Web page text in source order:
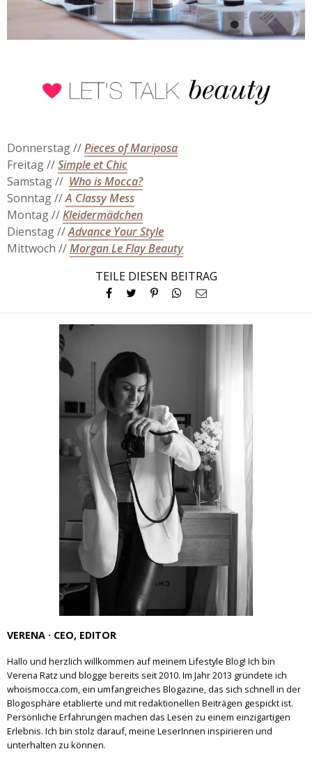
Donnerstag //Pieces of Mariposa
Freitag //Simple et Chic
Samstag // Who is Mocca?
Sonntag //A Classy Mess
Montag //Kleidermädchen
Dienstag //Advance Your Style
Mittwoch //Morgan Le Flay Beauty
TEILE DIESEN BEITRAG
VERENA · CEO, EDITOR
Hallo und herzlich willkommen auf meinem Lifestyle Blog! Ich bin
Verena Ratz und blogge bereits seit 2010. Im Jahr 2013 gründete ich
whoismocca.com, ein umfangreiches Blogazine, das sich schnell in der
Blogosphäre etablierte und mit redaktionellen Beiträgen gespickt ist.
Persönliche Erfahrungen machen das Lesen zu einem einzigartigen
Erlebnis. Ich bin stolz darauf, meine LeserInnen inspirieren und
unterhalten zu können.